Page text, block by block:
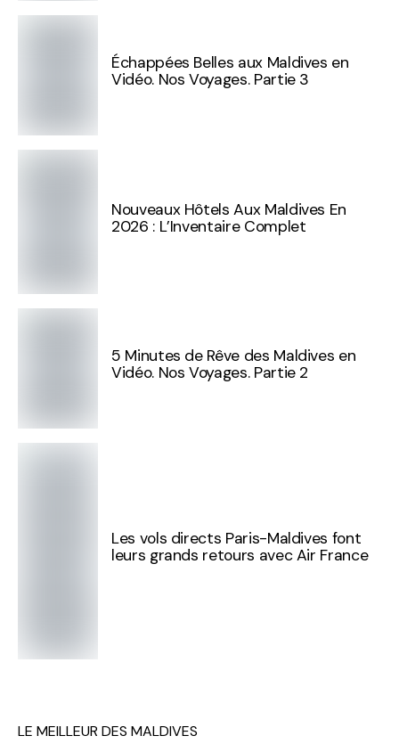
Échappées Belles aux Maldives en
Vidéo. Nos Voyages. Partie 3
Nouveaux Hôtels Aux Maldives En
2026 : L’Inventaire Complet
5 Minutes de Rêve des Maldives en
Vidéo. Nos Voyages. Partie 2
Les vols directs Paris-Maldives font
leurs grands retours avec Air France
LE MEILLEUR DES MALDIVES